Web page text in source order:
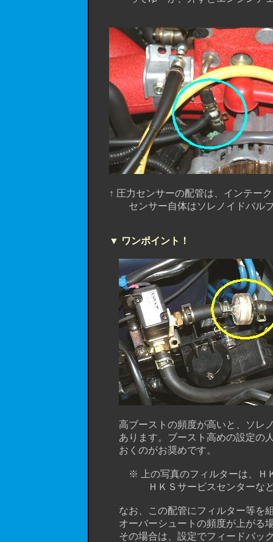
↑ 圧力センサーの配管は、インテーク
センサー自体はソレノイドバルブ
▼ ワンポイント！
高ブーストの頻度が高いと、ソレノ
あります。ブースト高めの設定の
おくのがお奨めです。
※ 上の写真のフィルターは、ＨＫ
ＨＫＳサービスセンターなどで
なお、この配管にフィルター等を組
オーバーシュートの頻度が上がる場
その場合は、設定でフィードバック